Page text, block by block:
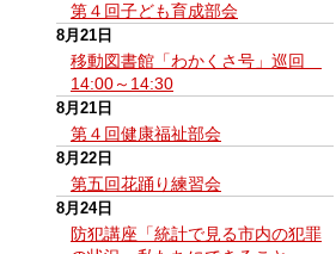
第４回子ども育成部会
8月21日
移動図書館「わかくさ号」巡回
14:00～14:30
8月21日
第４回健康福祉部会
8月22日
第五回花踊り練習会
8月24日
防犯講座「統計で見る市内の犯罪